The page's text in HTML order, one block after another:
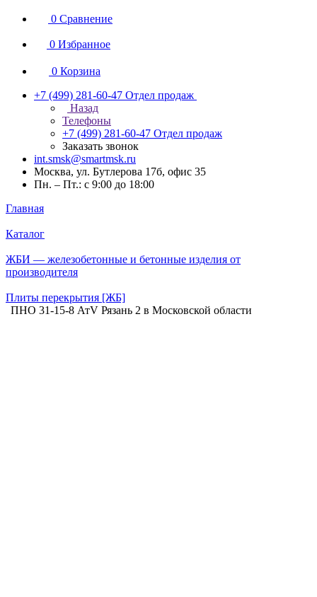
0 Сравнение
0 Избранное
0 Корзина
+7 (499) 281-60-47 Отдел продаж
Назад
Телефоны
+7 (499) 281-60-47 Отдел продаж
Заказать звонок
int.smsk@smartmsk.ru
Москва, ул. Бутлерова 17б, офис 35
Пн. – Пт.: с 9:00 до 18:00
Главная
Каталог
ЖБИ — железобетонные и бетонные изделия от
производителя
Плиты перекрытия [ЖБ]
ПНО 31-15-8 АтV Рязань 2 в Московской области